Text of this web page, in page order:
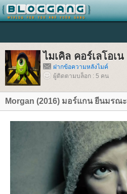
ไมเคิล คอร์เลโอเน
ฝากข้อความหลังไมค์
ผู้ติดตามบล็อก : 5 คน
Morgan (2016) มอร์แกน ยีนมรณะ